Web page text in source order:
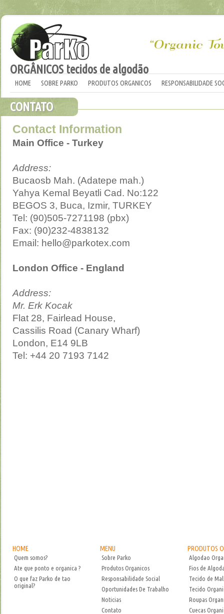
ORGÂNICOS tecidos de algodão
HOME SOBRE PARKO PRODUTOS ORGANICOS RESPONSABILIDADE
CONTATO
Contact Information
Main Office - Turkey
Address:
Bucaosb Mah. (Adatepe mah.)
Yahya Kemal Beyatli Cad. No:122
BEGOS 3, Buca, Izmir, TURKEY
Tel: (90)505-7271198 (pbx)
Fax: (90)232-4838132
Email: hello@parkotex.com
London Office - England
Address:
Mr. Erk Kocak
Flat 28, Fairlead House,
Cassilis Road (Canary Wharf)
London, E14 9LB
Tel: +44 20 7193 7142
HOME
Quem somos?
Ate que ponto e organica ?
O que faz Parko de tao
original?
MENU
Sobre Parko
Produtos Organicos
Responsabilidade Social
Oportunidades De Trabalho
Noticias
Contato
PRODUTOS
Algodao
Fios de
Tecido de
Tecido
Roupas
Cuecas